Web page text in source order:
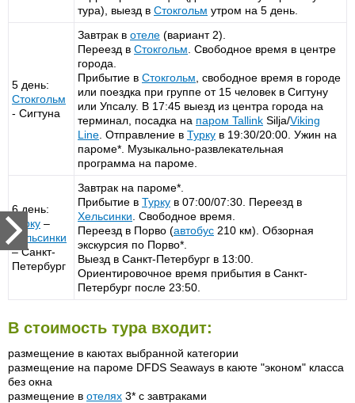
тура), выезд в Стокгольм утром на 5 день.
5 день:
Стокгольм
- Сигтуна
Завтрак в отеле (вариант 2).
Переезд в Стокгольм . Свободное время в центре
города.
Прибытие в Стокгольм , свободное время в городе
или поездка при группе от 15 человек в Сигтуну
или Упсалу. В 17:45 выезд из центра города на
терминал, посадка на паром Tallink Silja/Viking
Line . Отправление в Турку в 19:30/20:00. Ужин на
пароме*. Музыкально-развлекательная
программа на пароме.
6 день:
Турку –
Хельсинки
– Санкт-
Петербург
Завтрак на пароме*.
Прибытие в Турку в 07:00/07:30. Переезд в
Хельсинки . Свободное время.
Переезд в Порво (автобус 210 км). Обзорная
экскурсия по Порво*.
Выезд в Санкт-Петербург в 13:00.
Ориентировочное время прибытия в Санкт-
Петербург после 23:50.
В стоимость тура входит:
размещение в каютах выбранной категории
размещение на пароме DFDS Seaways в каюте "эконом" класса
без окна
размещение в отелях 3* с завтраками